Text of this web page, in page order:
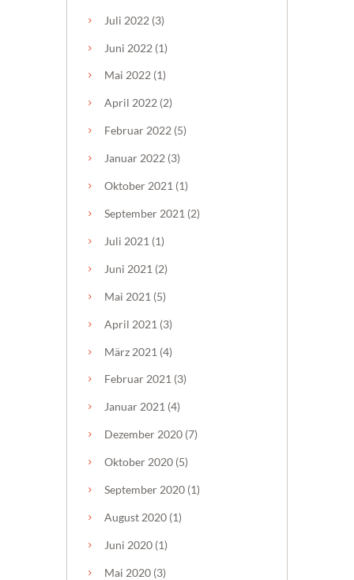
Juli 2022 (3)
Juni 2022 (1)
Mai 2022(1)
April 2022 (2)
Februar 2022 (5)
Januar 2022 (3)
Oktober 2021 (1)
September 2021 (2)
Juli 2021 (1)
Juni 2021 (2)
Mai 2021 (5)
April 2021 (3)
März 2021 (4)
Februar2021(3)
Januar 2021 (4)
Dezember 2020(7)
Oktober 2020(5)
September 2020(1)
August 2020(1)
Juni 2020(1)
Mai 2020(3)